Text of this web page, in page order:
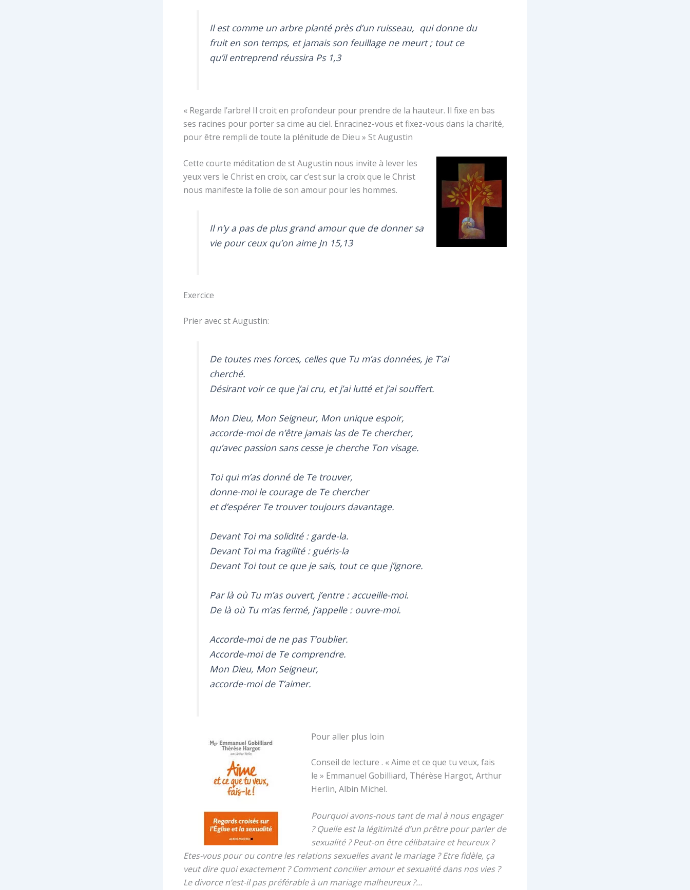
Il est comme un arbre planté près d’un ruisseau, qui donne du
fruit en son temps, et jamais son feuillage ne meurt ; tout ce
qu’il entreprend réussira Ps 1,3
« Regarde l’arbre! Il croit en profondeur pour prendre de la hauteur. Il fixe en bas
ses racines pour porter sa cime au ciel. Enracinez-vous et fixez-vous dans la charité,
pour être rempli de toute la plénitude de Dieu » St Augustin
Cette courte méditation de st Augustin nous invite à lever les
yeux vers le Christ en croix, car c’est sur la croix que le Christ
nous manifeste la folie de son amour pour les hommes.
Il n’y a pas de plus grand amour que de donner sa
vie pour ceux qu’on aime Jn 15,13
Exercice
Prier avec st Augustin:
De toutes mes forces, celles que Tu m’as données, je T’ai
cherché.
Désirant voir ce que j’ai cru, et j’ai lutté et j’ai souffert.
Mon Dieu, Mon Seigneur, Mon unique espoir,
accorde-moi de n’être jamais las de Te chercher,
qu’avec passion sans cesse je cherche Ton visage.
Toi qui m’as donné de Te trouver,
donne-moi le courage de Te chercher
et d’espérer Te trouver toujours davantage.
Devant Toi ma solidité : garde-la.
Devant Toi ma fragilité : guéris-la
Devant Toi tout ce que je sais, tout ce que j’ignore.
Par là où Tu m’as ouvert, j’entre : accueille-moi.
De là où Tu m’as fermé, j’appelle : ouvre-moi.
Accorde-moi de ne pas T’oublier.
Accorde-moi de Te comprendre.
Mon Dieu, Mon Seigneur,
accorde-moi de T’aimer.
Pour aller plus loin
Conseil de lecture . « Aime et ce que tu veux, fais
le » Emmanuel Gobilliard, Thérèse Hargot, Arthur
Herlin, Albin Michel.
Pourquoi avons-nous tant de mal à nous engager
? Quelle est la légitimité d’un prêtre pour parler de
sexualité ? Peut-on être célibataire et heureux ?
Etes-vous pour ou contre les relations sexuelles avant le mariage ? Etre fidèle, ça
veut dire quoi exactement ? Comment concilier amour et sexualité dans nos vies ?
Le divorce n’est-il pas préférable à un mariage malheureux ?…